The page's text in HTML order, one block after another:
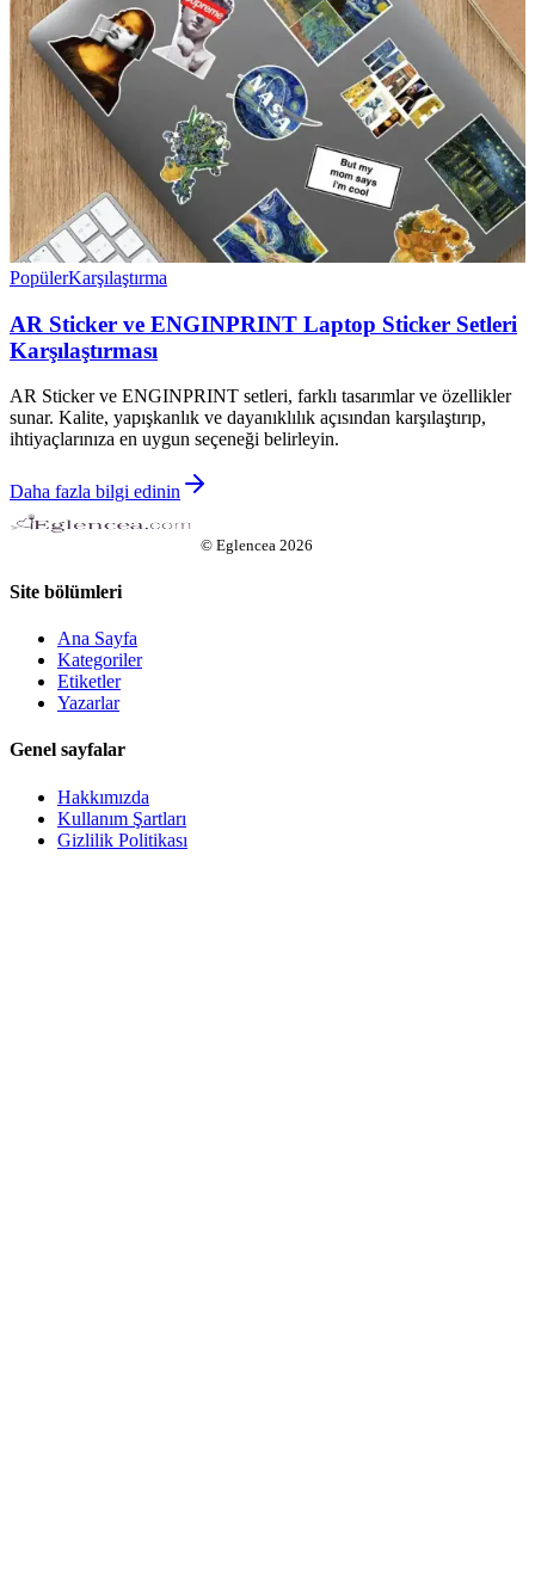
PopülerKarşılaştırma
AR Sticker ve ENGINPRINT Laptop Sticker Setleri
Karşılaştırması
AR Sticker ve ENGINPRINT setleri, farklı tasarımlar ve özellikler
sunar. Kalite, yapışkanlık ve dayanıklılık açısından karşılaştırıp,
ihtiyaçlarınıza en uygun seçeneği belirleyin.
Daha fazla bilgi edinin
© Eglencea 2026
Site bölümleri
Ana Sayfa
Kategoriler
Etiketler
Yazarlar
Genel sayfalar
Hakkımızda
Kullanım Şartları
Gizlilik Politikası